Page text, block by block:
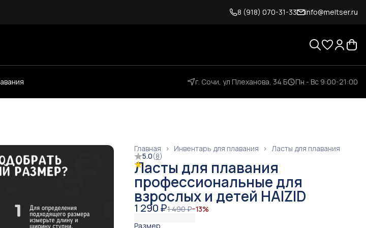
8 (918) 070-31-33 info@meltser.ru
г. Сочи, ул Плеханова, 34 Б Пн - Вс 9:00-21:00
Ласты для плавания
Инвентарь для плавания ›
Главная ›
5.0(8)
Ласты для плавания
профессиональные для
взрослых и детей HAIZID
1 290 ₽1 490 ₽−13%
Размер